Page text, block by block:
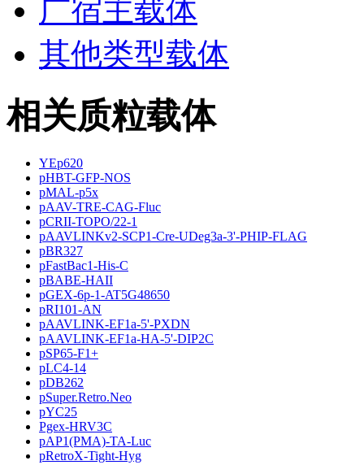
广宿主载体
其他类型载体
相关质粒载体
YEp620
pHBT-GFP-NOS
pMAL-p5x
pAAV-TRE-CAG-Fluc
pCRII-TOPO/22-1
pAAVLINKv2-SCP1-Cre-UDeg3a-3'-PHIP-FLAG
pBR327
pFastBac1-His-C
pBABE-HAII
pGEX-6p-1-AT5G48650
pRI101-AN
pAAVLINK-EF1a-5'-PXDN
pAAVLINK-EF1a-HA-5'-DIP2C
pSP65-F1+
pLC4-14
pDB262
pSuper.Retro.Neo
pYC25
Pgex-HRV3C
pAP1(PMA)-TA-Luc
pRetroX-Tight-Hyg